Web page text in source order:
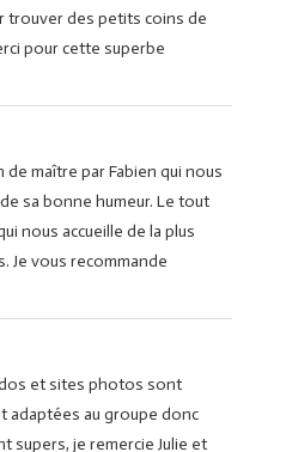
trouver des petits coins de
pour cette superbe
maître par Fabien qui nous
sa bonne humeur. Le tout
nous accueille de la plus
Je vous recommande
et sites photos sont
adaptées au groupe donc
supers, je remercie Julie et